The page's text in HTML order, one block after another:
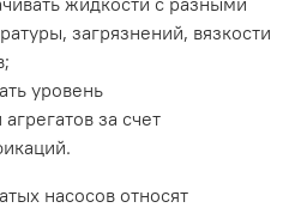
загрязнений, вязкости
уровень
за счет
насосов относят